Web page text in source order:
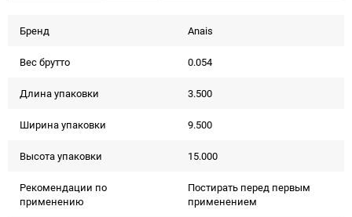
Бренд Anais
Вес брутто 0.054
Длина упаковки 3.500
Ширина упаковки 9.500
Высота упаковки 15.000
Рекомендации по
применению
Постирать перед первым
применением